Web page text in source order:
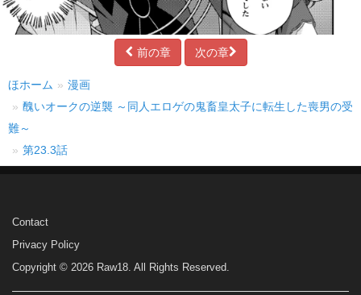
前の章 次の章
ほホーム
漫画
醜いオークの逆襲 ～同人エロゲの鬼畜皇太子に転生した喪男の受
難～
第23.3話
Contact
Privacy Policy
Copyright © 2026 Raw18. All Rights Reserved.